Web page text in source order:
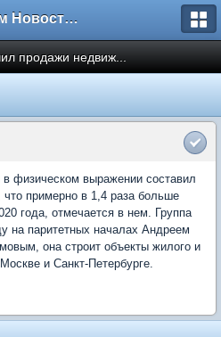
Форум Новостройки
продажи недвиж...
физическом выражении составил
примерно в 1,4 раза больше
года, отмечается в нем. Группа
на паритетных началах Андреем
она строит объекты жилого и
и Санкт-Петербурге.